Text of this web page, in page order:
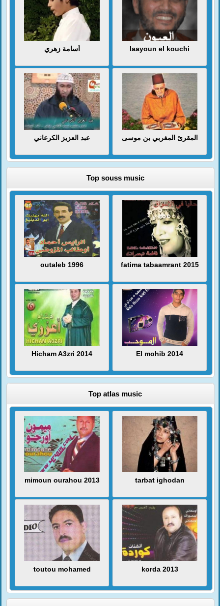
أسامة زهري laayoun el kouchi
عبد العزيز الكرعاني المقرئ المغربي بن موسى
Top souss music
outaleb 1996 fatima tabaamrant 2015
Hicham A3zri 2014 El mohib 2014
Top atlas music
mimoun ourahou 2013 tarbat ighodan
toutou mohamed korda 2013